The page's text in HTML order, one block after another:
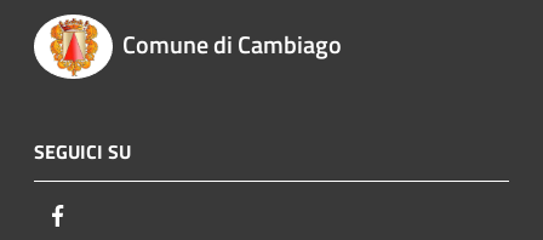
Comune di Cambiago
SEGUICI SU